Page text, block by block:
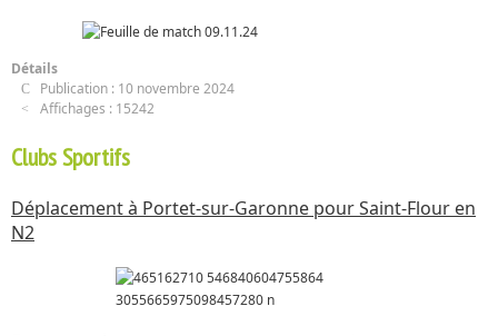
Détails
Publication : 10 novembre 2024
Affichages : 15242
Clubs Sportifs
Déplacement à Portet-sur-Garonne pour Saint-Flour en
N2